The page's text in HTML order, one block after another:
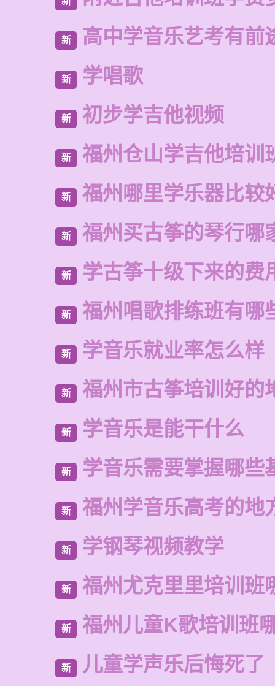
新 高中学音乐艺考有前
新 学唱歌
新 初步学吉他视频
新 福州仓山学吉他培训
新 福州哪里学乐器比较
新 福州买古筝的琴行哪
新 学古筝十级下来的费
新 福州唱歌排练班有哪
新 学音乐就业率怎么样
新 福州市古筝培训好的
新 学音乐是能干什么
新 学音乐需要掌握哪些
新 福州学音乐高考的地
新 学钢琴视频教学
新 福州尤克里里培训班
新 福州儿童K歌培训班
新 儿童学声乐后悔死了